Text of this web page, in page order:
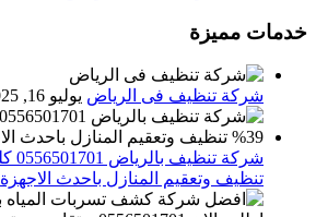
خدمات مميزة
شركة تنظيف فى الرياض يوليو 16, 2025
تنظيف وتعقيم المنازل باحدث الاجهزة